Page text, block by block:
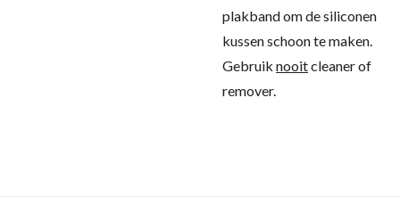
plakband om de siliconen
kussen schoon te maken.
Gebruik nooitcleaner of
remover.